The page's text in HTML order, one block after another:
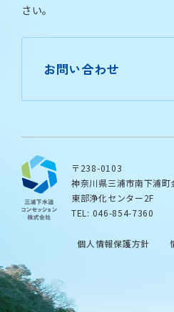
さい。
お問い合わせ
〒238-0103
神奈川県三浦市南下浦
東部浄化センター2F
TEL: 046-854-7360
個人情報保護方針